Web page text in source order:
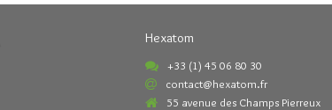
Hexatom
+33 (1) 45 06 80 30
contact@hexatom.fr
55 avenue des Champs Pierreux